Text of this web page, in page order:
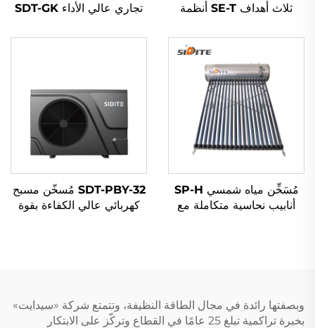
ثلاث أهداف SE-T أنظمة
لتسخين المياه تحتوي على
تقنية من جامعة تشينغهوا
تجاري عالي الأداء SDT-GK
R410A لضواغط تسخين
مُسَخِّن مياه شمسي SP-H
أنابيب نحاسية متكاملة مع
SDT-PBY-32 مُسخّن مسبح
كهربائي عالي الكفاءة بقوة
وبصفتها رائدة في مجال الطاقة النظيفة، وتتمتع شركة «سيدايت»
بخبرة تراكمية تبلغ 25 عامًا في القطاع وتركّز على الابتكار